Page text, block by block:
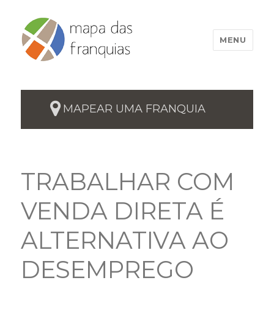
MENU
MAPEAR UMA FRANQUIA
TRABALHAR COM
VENDA DIRETA É
ALTERNATIVA AO
DESEMPREGO